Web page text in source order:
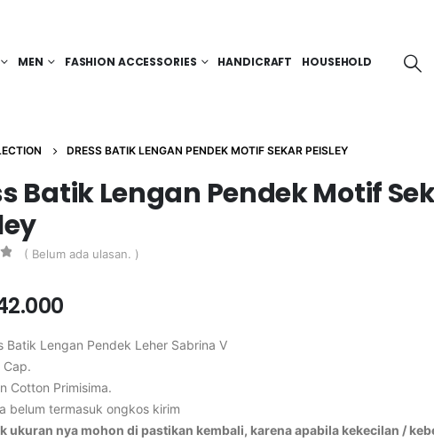
MEN FASHION ACCESSORIES HANDICRAFT HOUSEHOLD
DRESS BATIK LENGAN PENDEK MOTIF SEKAR PEISLEY
Batik Lengan Pendek Motif
( Belum ada ulasan. )
Batik Lengan Pendek Leher Sabrina V
Cap.
Cotton Primisima.
belum termasuk ongkos kirim
ukuran nya mohon di pastikan kembali, karena apabila kekecilan /